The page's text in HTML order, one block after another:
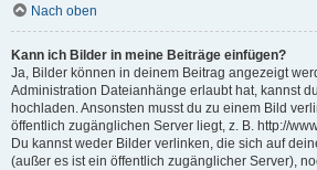
Nach oben
Kann ich Bilder in meine Beiträge einfügen?
Ja, Bilder können in deinem Beitrag angezeigt
Administration Dateianhänge erlaubt hat, kannst
hochladen. Ansonsten musst du zu einem Bild
öffentlich zugänglichen Server liegt, z. B. http://
Du kannst weder Bilder verlinken, die sich auf
(außer es ist ein öffentlich zugänglicher Server),